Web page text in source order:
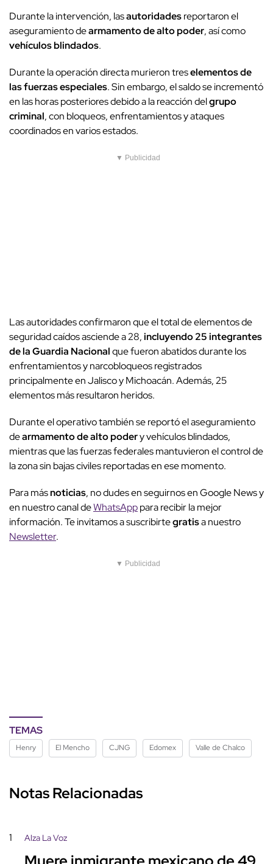
Durante la intervención, lasautoridadesreportaron el
aseguramiento dearmamento de alto poder, así como
vehículos blindados.
Durante la operación directa murieron treselementos de
las fuerzas especiales. Sin embargo, el saldo se incrementó
en las horas posteriores debido a la reacción delgrupo
criminal, con bloqueos, enfrentamientos y ataques
coordinados en varios estados.
▼ Publicidad
Las autoridades confirmaron que el total de elementos de
seguridad caídos asciende a 28,incluyendo 25 integrantes
de la Guardia Nacionalque fueron abatidos durante los
enfrentamientos y narcobloqueos registrados
principalmente en Jalisco y Michoacán. Además, 25
elementos más resultaron heridos.
Durante el operativo también se reportó el aseguramiento
dearmamento de alto podery vehículos blindados,
mientras que las fuerzas federales mantuvieron el control de
la zona sin bajas civiles reportadas en ese momento.
Para másnoticias, no dudes en seguirnos en Google News y
en nuestro canal deWhatsApppara recibir la mejor
información. Te invitamos a suscribirtegratisa nuestro
Newsletter.
▼ Publicidad
TEMAS
Henry El Mencho CJNG Edomex Valle de Chalco
Notas Relacionadas
1 Alza La Voz